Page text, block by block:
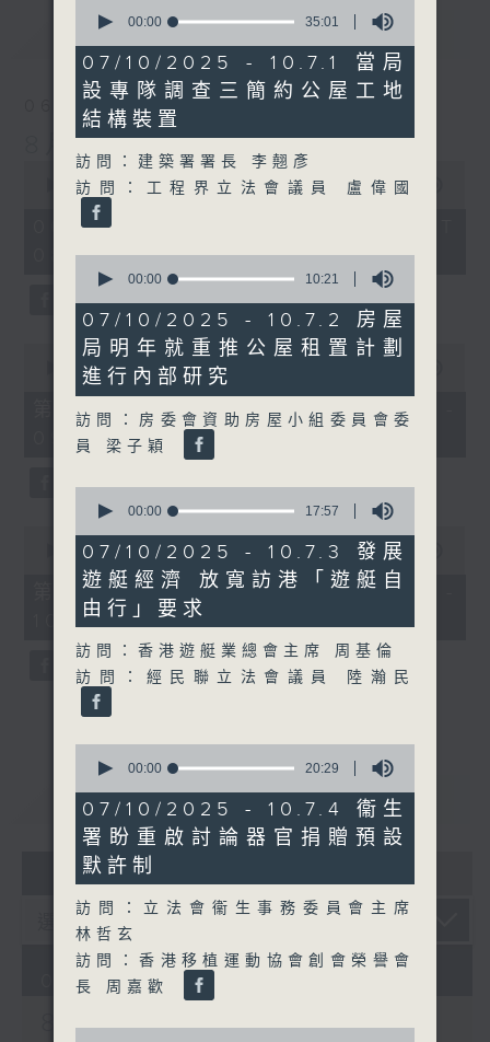
見、新角度。透過時事速遞，每日早晨為廣大
監製：林嘉瑜
最新 LATEST
06/08/2026
8月6日
seconds
minutes,
seconds
00:00 1:51:59
06/08/2026 - 足本 Full (HKT
08:04 - 10:00)
seconds
minutes,
seconds
00:00
第一部份 Part 1 (HKT 08:04 -
09:00)
seconds
minutes,
seconds
00:00 56:09
第二部份 Part 2 (HKT 09:04 -
10:00)
重溫 CATCHUP
07 - 08
06/08/2026
8月6日
seconds
35
minutes,
1
second
00:00 35:01
07/10/2025 - 10.7.1 當局
設專隊調查三簡約公屋工地
結構裝置
訪問：建築署署長 李翹彥
訪問：工程界立法會議員 盧偉國
seconds
10
minutes,
21
seconds
00:00 10:21
07/10/2025 - 10.7.2 房屋
局明年就重推公屋租置計劃
進行內部研究
訪問：房委會資助房屋小組委員會委
員 梁子穎
seconds
17
minutes,
57
seconds
00:00 17:57
07/10/2025 - 10.7.3 發展
遊艇經濟 放寬訪港「遊艇自
由行」要求
訪問：香港遊艇業總會主席 周基倫
訪問：經民聯立法會議員 陸瀚民
seconds
20
minutes,
29
seconds
00:00 20:29
07/10/2025 - 10.7.4 衞生
署盼重啟討論器官捐贈預設
默許制
訪問：立法會衞生事務委員會主席
林哲玄
訪問：香港移植運動協會創會榮譽會
長 周嘉歡